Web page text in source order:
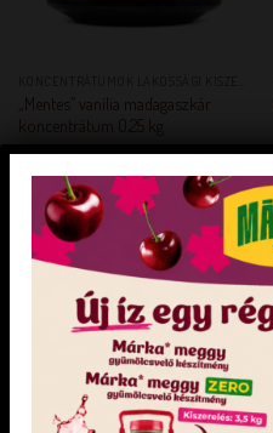
„Mentes” vanília madagaszkár
koncentrátum 0,25 kg
Pálmaolajmentes, hozzáadott cukrot nem
tartalmaz, tejmentes. Adagolás: 25-30 g / l
Természetes módon előforduló cukrokat
tartalmaz. Hozzáadott cukortól mentes
KEDVENCEM!
KEDVENCEM!